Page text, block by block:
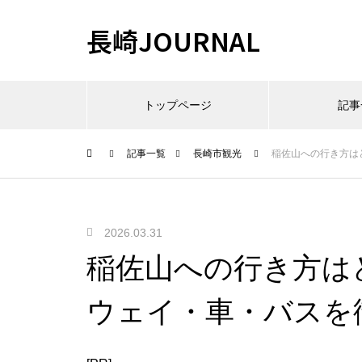
長崎JOURNAL
トップページ 記
記事一覧 長崎市観光 稲佐山への行き方
2026.03.31
稲佐山への行き方
ウェイ・車・バスを